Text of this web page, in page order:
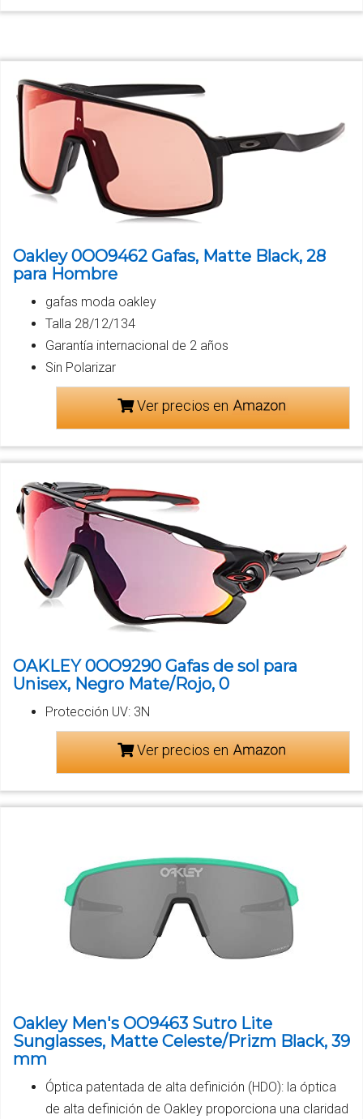
Oakley 0OO9462 Gafas, Matte Black, 28
para Hombre
gafas moda oakley
Talla 28/12/134
Garantía internacional de 2 años
Sin Polarizar
Ver precios en
OAKLEY 0OO9290 Gafas de sol para
Unisex, Negro Mate/Rojo, 0
Protección UV: 3N
Ver precios en
Oakley Men's OO9463 Sutro Lite
Sunglasses, Matte Celeste/Prizm Black, 39
mm
Óptica patentada de alta definición (HDO): la óptica
de alta definición de Oakley proporciona una claridad